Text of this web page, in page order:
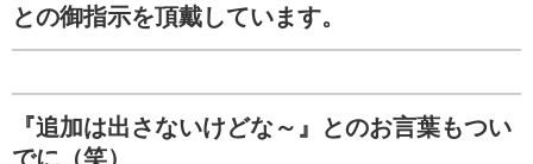
との御指示を頂戴しています。
『追加は出さないけどな～』とのお言葉もつい
でに（笑）